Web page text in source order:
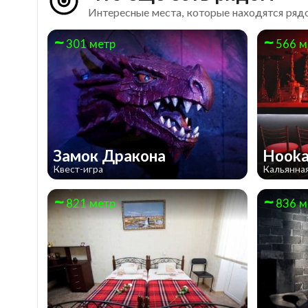
Интересные места, которые находятся
301 метр
Замок Дракона
Квест-игра
566
821 метр 836